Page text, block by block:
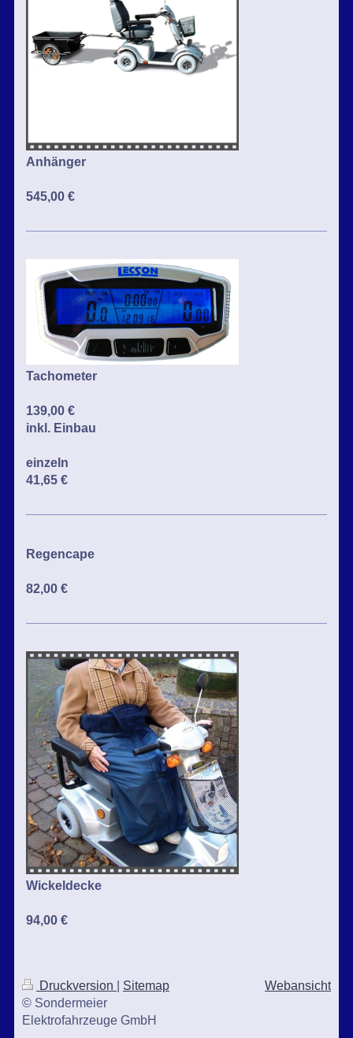
Anhänger
545,00 €
Tachometer
139,00 €
inkl. Einbau
einzeln
41,65 €
Regencape
82,00 €
Wickeldecke
94,00 €
Druckversion
Sitemap
© Sondermeier
Elektrofahrzeuge GmbH
Webansicht